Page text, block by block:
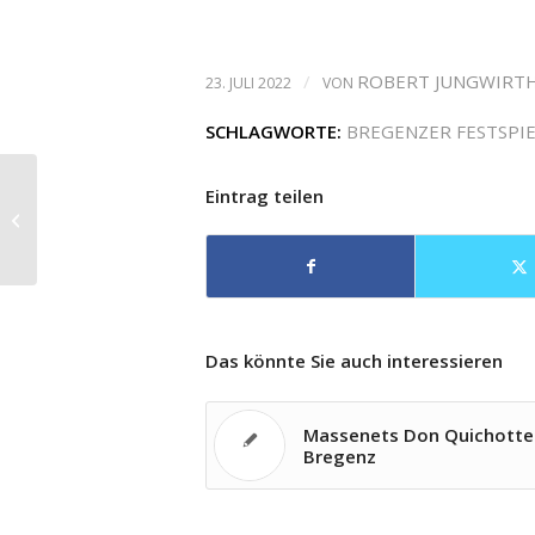
23. JULI 2022 / VON ROBERT
SCHLAGWORTE: BREGENZER
Eintrag teilen
Das könnte Sie auch interessieren
Massenets Don
Bregenz
Currentzis dirigiert Schostakowitsch
bei den Salzburger Festspielen